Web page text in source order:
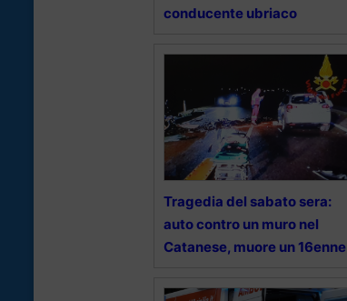
conducente ubriaco
Tragedia del sabato sera:
auto contro un muro nel
Catanese, muore un 16enne